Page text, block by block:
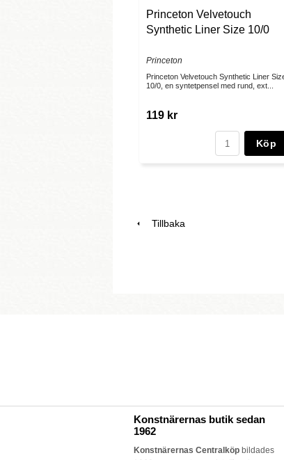
Princeton Velvetouch
Synthetic Liner Size 10/0
Princeton
Princeton Velvetouch Synthetic Liner
10/0, en syntetpensel med rund, ext...
119 kr
Köp
Tillbaka
Konstnärernas butik sedan
1962
Konstnärernas Centralköp bildades